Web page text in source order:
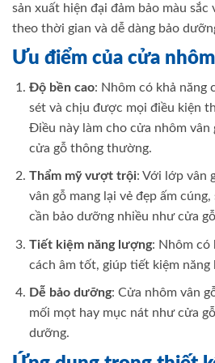
sản xuất hiện đại đảm bảo màu
theo thời gian và dễ dàng bảo
Ưu điểm của cửa
Độ bền cao: Nhôm có khả năng
sét và chịu được mọi điều kiện
Điều này làm cho cửa nhôm vân
cửa gỗ thông thường.
Thẩm mỹ vượt trội: Với lớp vân
vân gỗ mang lại vẻ đẹp ấm
cần bảo dưỡng nhiều như cửa
Tiết kiệm năng lượng: Nhôm có
cách âm tốt, giúp tiết kiệm năng
Dễ bảo dưỡng: Cửa nhôm vân
mối mọt hay mục nát như cửa
dưỡng.